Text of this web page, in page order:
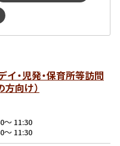
イ・児発・保育所等訪問
向け）
～ 11:30
～ 11:30